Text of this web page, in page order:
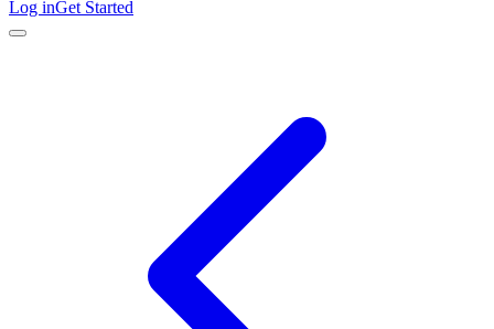
Log inGet Started